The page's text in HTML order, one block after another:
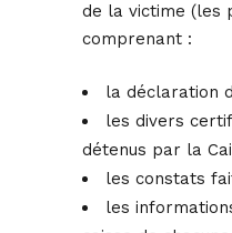
de la victime (les
comprenant :
la déclaration
les divers
détenus par la
les constats
les